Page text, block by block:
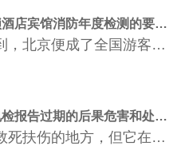
北京连锁酒店宾馆消防年度检测的要求和费用
暑假一到，北京便成了全国游客争相打卡的热门目的地，各大连锁酒店预订火爆、几乎满房。然而在游客尽情享受旅途便利的背后，有一件事关乎每个人的生命安全却常被忽视，那就是酒店的消防安全。连锁酒店虽有统一管理标准，但消防设施是否完好、喷淋系统能否正常启动、烟感报警器是否灵敏，都需要定期消防检测来把关。北京连锁...
医院消电检报告过期的后果危害和处罚标准
医院是救死扶伤的地方，但它在消防安全上有着和普通场所完全不同的特殊性。住在医院里的大多是行动不便的病人，一旦发生火灾，疏散难度比商场写字楼大得多，而且医院里大量使用的医疗设备都是电气化的，像CT机、呼吸机、监护仪等等，长时间运行很容易埋下火灾隐患。正因如此，医院的消防设施必须比普通场所更加完善，而且每...